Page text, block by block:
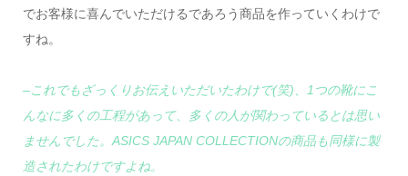
でお客様に喜んでいただけるであろう商品を作っていくわけで
すね。
–これでもざっくりお伝えいただいたわけで(笑)、1つの靴にこ
んなに多くの工程があって、多くの人が関わっているとは思い
ませんでした。ASICS JAPAN COLLECTIONの商品も同様に製
造されたわけですよね。